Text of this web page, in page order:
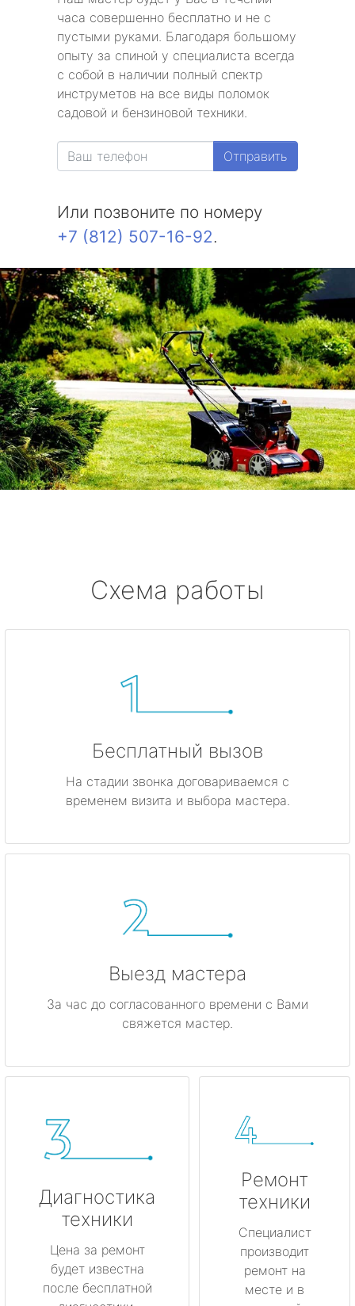
часа совершенно бесплатно и не с
пустыми руками. Благодаря большому
опыту за спиной у специалиста всегда
с собой в наличии полный спектр
инструметов на все виды поломок
садовой и бензиновой техники.
Отправить
Или позвоните по номеру
+7 (812) 507-16-92.
Схема работы
Бесплатный вызов
На стадии звонка договариваемся с
временем визита и выбора мастера.
Выезд мастера
За час до согласованного времени с Вами
свяжется мастер.
Диагностика
техники
Цена за ремонт
будет известна
после бесплатной
Ремонт
техники
Специалист
производит
ремонт на
месте и в